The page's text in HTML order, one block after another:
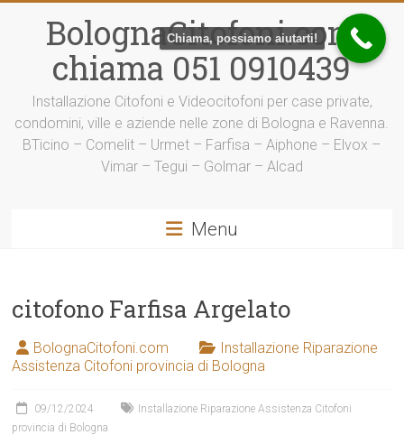
contenutoBolognaCitofoni.com
chiama 051 0910439
Installazione Citofoni e Videocitofoni per case private,
condomini, ville e aziende nelle zone di Bologna e Ravenna.
BTicino – Comelit – Urmet – Farfisa – Aiphone – Elvox –
Vimar – Tegui – Golmar – Alcad
Menu
citofono Farfisa Argelato
BolognaCitofoni.com
Installazione Riparazione
Assistenza Citofoni provincia di Bologna
09/12/2024
Installazione Riparazione Assistenza Citofoni
provincia di Bologna
Chiama, possiamo aiutarti!